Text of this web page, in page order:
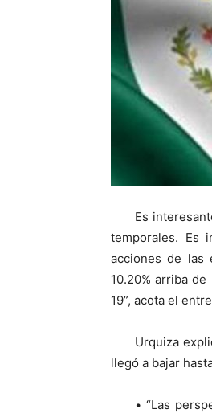
Es
temporales. Es
acciones de las
10.20% arriba
19”, acota el
Urquiza
llegó a bajar
• “Las